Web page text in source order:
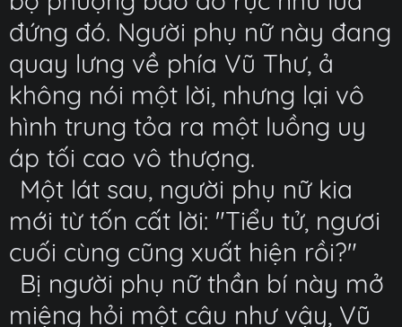
đứng đó. Người phụ nữ này đang
quay lưng về phía Vũ Thư, ả
không nói một lời, nhưng lại vô
hình trung tỏa ra một luồng uy
áp tối cao vô thượng.
Một lát sau, người phụ nữ kia
mới từ tốn cất lời: "Tiểu tử, ngươi
cuối cùng cũng xuất hiện rồi?"
Bị người phụ nữ thần bí này mở
miệng hỏi một câu như vậy, Vũ